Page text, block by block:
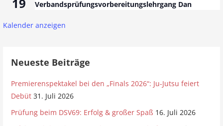
Verbandsprüfungsvorbereitungslehrgang Dan
Kalender anzeigen
Neueste Beiträge
Premierenspektakel bei den „Finals 2026“: Ju-Jutsu feiert
Debüt 31. Juli 2026
Prüfung beim DSV69: Erfolg & großer Spaß 16. Juli 2026